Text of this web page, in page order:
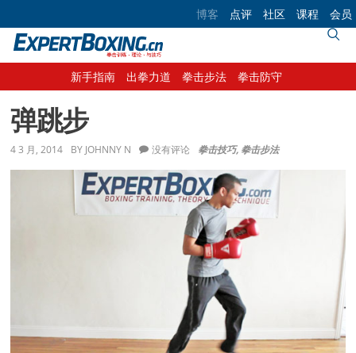
to
primary
to
main
to
primary
to
footer
博客 点评 社区 课程 会员
新手指南 出拳力道 拳击步法 拳击防守
弹跳步
4 3 月, 2014 BY JOHNNY N 拳击技巧, 拳击步法
没有评论